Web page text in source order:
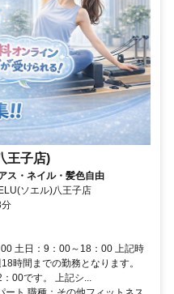
王子店)
ス・ネイル・髪色自由
ソエル)八王子店
土日：9：00～18：00 上記時
時間までの勤務となります。
00です。 上記シ...